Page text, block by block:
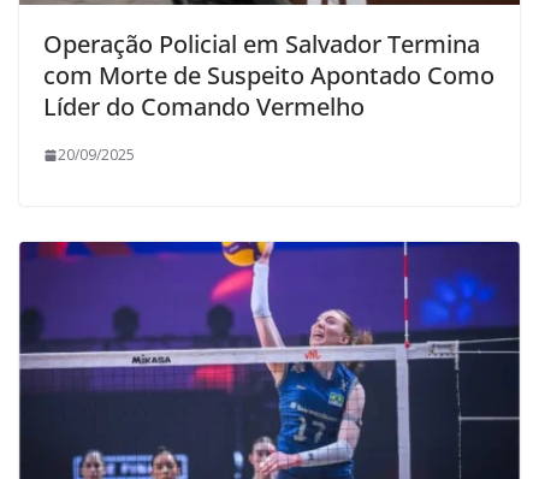
Operação Policial em Salvador Termina
com Morte de Suspeito Apontado Como
Líder do Comando Vermelho
20/09/2025